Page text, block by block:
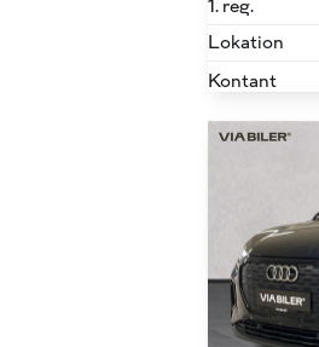
1. reg.
Lokation
Kontant